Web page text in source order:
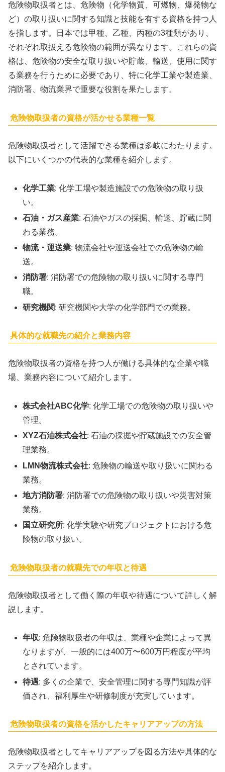
危険物取扱者とは、危険物（化学物質、可燃物、爆発物な
ど）の取り扱いに関する知識と技能を有する資格を持つ人
を指します。日本では甲種、乙種、丙種の3種類があり、
それぞれ取扱える危険物の範囲が異なります。これらの資
格は、危険物の安全な取り扱いや貯蔵、輸送、使用に関す
る業務を行うために必要であり、特に化学工業や製造業、
消防署、物流業界で重要な役割を果たします。
危険物取扱者の資格が活かせる業種一覧
危険物取扱者として活躍できる業種は多岐にわたります。
以下にいくつかの代表的な業種を紹介します。
化学工業: 化学工場や製造施設での危険物の取り扱
い。
石油・ガス産業: 石油やガスの採掘、輸送、貯蔵に関
わる業務。
物流・運送業: 物流会社や運送会社での危険物の輸
送。
消防署: 消防署での危険物の取り扱いに関する専門
職。
研究機関: 研究機関や大学の化学部門での業務。
具体的な就職先の紹介と業務内容
危険物取扱者の資格を持つ人が働ける具体的な企業や職
場、業務内容について紹介します。
株式会社ABC化学: 化学工場での危険物の取り扱いや
管理。
XYZ石油株式会社: 石油の採掘や貯蔵施設での安全管
理業務。
LMN物流株式会社: 危険物の輸送や取り扱いに関わる
業務。
地方消防署: 消防署での危険物の取り扱いや災害対策
業務。
国立研究所: 化学実験や研究プロジェクトにおける危
険物の取り扱い。
危険物取扱者の就職先での年収と待遇
危険物取扱者として働く際の年収や待遇について詳しく解
説します。
年収: 危険物取扱者の年収は、業種や企業によって異
なりますが、一般的には400万〜600万円程度が平均
とされています。
待遇: 多くの企業で、安全管理に関する専門知識が評
価され、福利厚生や研修制度が充実しています。
危険物取扱者の資格を活かしたキャリアアップの方法
危険物取扱者としてキャリアアップを図る方法や具体的な
ステップを紹介します。